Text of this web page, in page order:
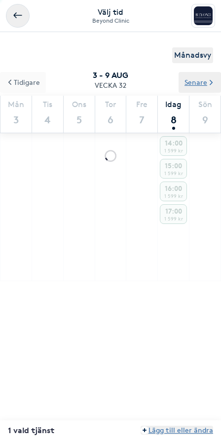
Välj tid
Beyond Clinic
Månadsvy
3 - 9 AUG
VECKA 32
Mån
3
Tis
4
Ons
5
Tor
6
Fre
7
Idag
8
Sön
9
Tidigare Senare
14:00
1 599 kr
15:00
1 599 kr
16:00
1 599 kr
17:00
1 599 kr
1 vald tjänst Lägg till eller ändra